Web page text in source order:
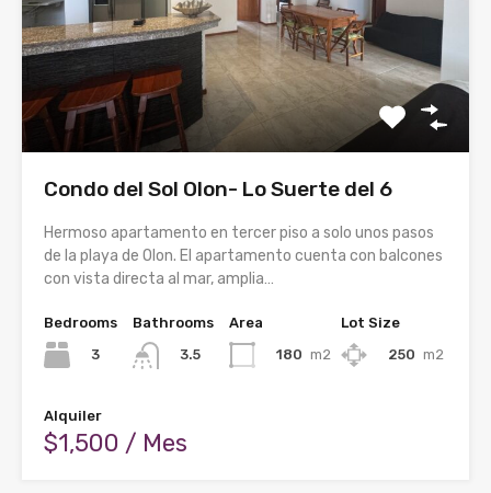
Condo del Sol Olon- Lo Suerte del 6
Hermoso apartamento en tercer piso a solo unos pasos
de la playa de Olon. El apartamento cuenta con balcones
con vista directa al mar, amplia…
Bedrooms
3
Bathrooms
3.5
Area
180 m2
Lot Size
250 m2
Alquiler
$1,500 / Mes